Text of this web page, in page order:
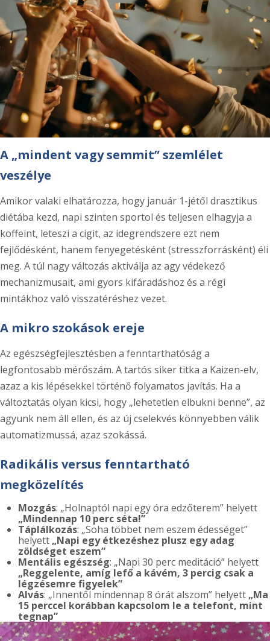
A „mindent vagy semmit” szemlélet
veszélye
Amikor valaki elhatározza, hogy január 1-jétől drasztikus
diétába kezd, napi szinten sportol és teljesen elhagyja a
koffeint, leteszi a cigit, az idegrendszere ezt nem
fejlődésként, hanem fenyegetésként (stresszforrásként) éli
meg. A túl nagy változás aktiválja az agy védekező
mechanizmusait, ami gyors kifáradáshoz és a régi
mintákhoz való visszatéréshez vezet.
A mikro szokások ereje
Az egészségfejlesztésben a fenntarthatóság a
legfontosabb mérőszám. A tartós siker titka a Kaizen-elv,
azaz a kis lépésekkel történő folyamatos javítás. Ha a
változtatás olyan kicsi, hogy „lehetetlen elbukni benne”, az
agyunk nem áll ellen, és az új cselekvés könnyebben válik
automatizmussá, azaz szokássá.
Radikális versus fenntartható
megközelítés
Mozgás: „Holnaptól napi egy óra edzőterem” helyett
„Mindennap 10 perc séta!”
Táplálkozás: „Soha többet nem eszem édességet”
helyett „Napi egy étkezéshez plusz egy adag
zöldséget eszem”
Mentális egészség: „Napi 30 perc meditáció” helyett
„Reggelente, amíg lefő a kávém, 3 percig csak a
légzésemre figyelek”
Alvás: „Innentől mindennap 8 órát alszom” helyett „Ma
15 perccel korábban kapcsolom le a telefont, mint
tegnap”